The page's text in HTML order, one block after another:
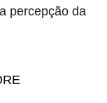
percepção da